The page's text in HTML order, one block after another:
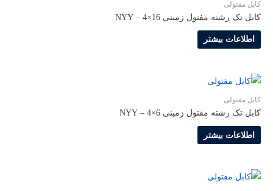
کابل مفتولی
کابل تک رشته مفتول زمینی 16×4 – NYY
اطلاعات بیشتر
کابل مفتولی
کابل تک رشته مفتول زمینی 6×4 – NYY
اطلاعات بیشتر